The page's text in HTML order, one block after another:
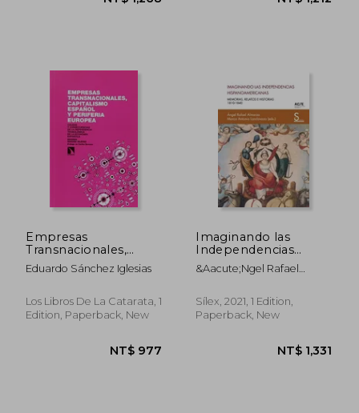
Empresas
Transnacionales,
Capitalismo Español
y Periferia Europea
Eduardo Sánchez Iglesias
Los Libros De La Catarata, 1
Edition, Paperback, New
Imaginando las
Independencias
Hispanoamericanas:
Memorias, Relatos e
(in Spanish)
&Aacute;Ngel Rafael
Landavazo
Sílex, 2021, 1 Edition,
Paperback, New